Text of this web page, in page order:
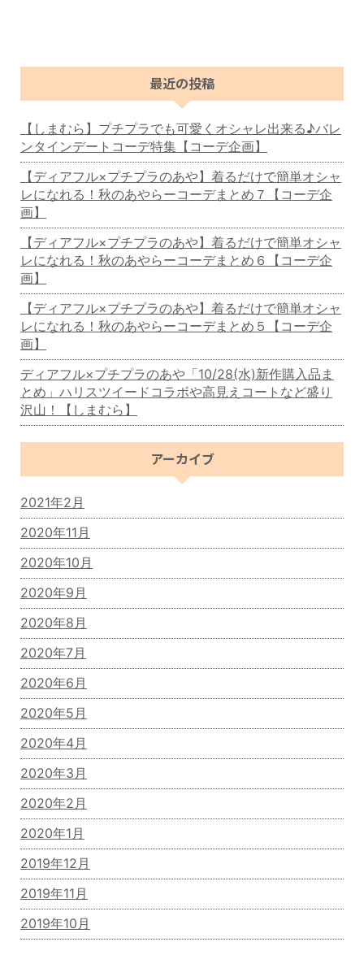
最近の投稿
【しまむら】プチプラでも可愛くオシャレ出来る♪バレ
ンタインデートコーデ特集【コーデ企画】
【ディアフル×プチプラのあや】着るだけで簡単オシャ
レになれる！秋のあやらーコーデまとめ７【コーデ企
画】
【ディアフル×プチプラのあや】着るだけで簡単オシャ
レになれる！秋のあやらーコーデまとめ６【コーデ企
画】
【ディアフル×プチプラのあや】着るだけで簡単オシャ
レになれる！秋のあやらーコーデまとめ５【コーデ企
画】
ディアフル×プチプラのあや「10/28(水)新作購入品ま
とめ」ハリスツイードコラボや高見えコートなど盛り
沢山！【しまむら】
アーカイブ
2021年2月
2020年11月
2020年10月
2020年9月
2020年8月
2020年7月
2020年6月
2020年5月
2020年4月
2020年3月
2020年2月
2020年1月
2019年12月
2019年11月
2019年10月